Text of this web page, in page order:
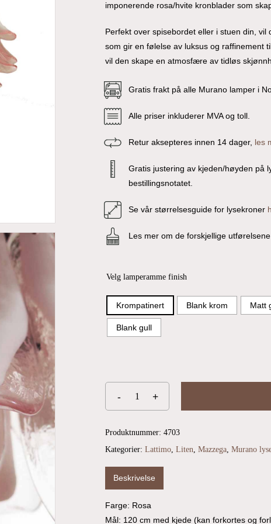
imponerende rosa/hvite kronblader som
Perfekt over spisebordet eller i stuen din,
som gir en følelse av luksus og raffinement
vil den skape en atmosfære av tidløs
Gratis frakt på alle Murano lamper i
Alle priser inkluderer MVA og toll.
Retur aksepteres innen 14 dager, les
Gratis justering av kjeden/høyden på
bestillingsnotatet.
Se vår størrelsesguide for lysekroner
Les mer om de forskjellige
Velg lamperamme finish
Krompatinert Blank krom Matt
Blank gull
Produktnummer: 4703
Kategorier: Lattimo, Liten, Mazzega, Murano
Beskrivelse
Farge: Rosa
Mål: 120 cm med kjede (kan forkortes og